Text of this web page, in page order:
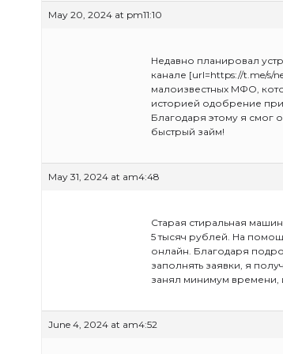
May 20, 2024 at pm11:10
Недавно планировал
канале [url=https://t.me/
малоизвестных МФО,
историей одобрение
Благодаря этому я смог
быстрый займ!
May 31, 2024 at am4:48
Старая стиральная
5 тысяч рублей. На
онлайн. Благодаря
заполнять заявки, я
занял минимум времени,
June 4, 2024 at am4:52